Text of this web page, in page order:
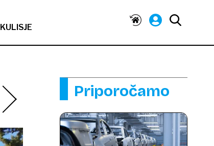
Priporočamo